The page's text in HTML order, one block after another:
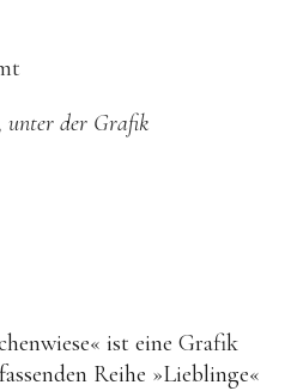
unter der Grafik
ist eine Grafik
Reihe »Lieblinge«